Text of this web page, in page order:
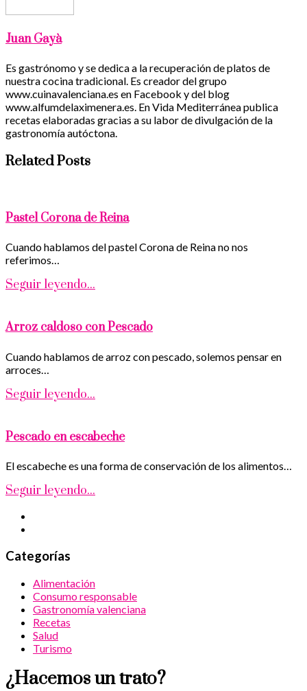
Juan Gayà
Es gastrónomo y se dedica a la recuperación de platos de
nuestra cocina tradicional. Es creador del grupo
www.cuinavalenciana.es en Facebook y del blog
www.alfumdelaximenera.es. En Vida Mediterránea publica
recetas elaboradas gracias a su labor de divulgación de la
gastronomía autóctona.
Related Posts
Pastel Corona de Reina
Cuando hablamos del pastel Corona de Reina no nos
referimos…
Seguir leyendo...
Arroz caldoso con Pescado
Cuando hablamos de arroz con pescado, solemos pensar en
arroces…
Seguir leyendo...
Pescado en escabeche
El escabeche es una forma de conservación de los alimentos…
Seguir leyendo...
Categorías
Alimentación
Consumo responsable
Gastronomía valenciana
Recetas
Salud
Turismo
¿Hacemos un trato?